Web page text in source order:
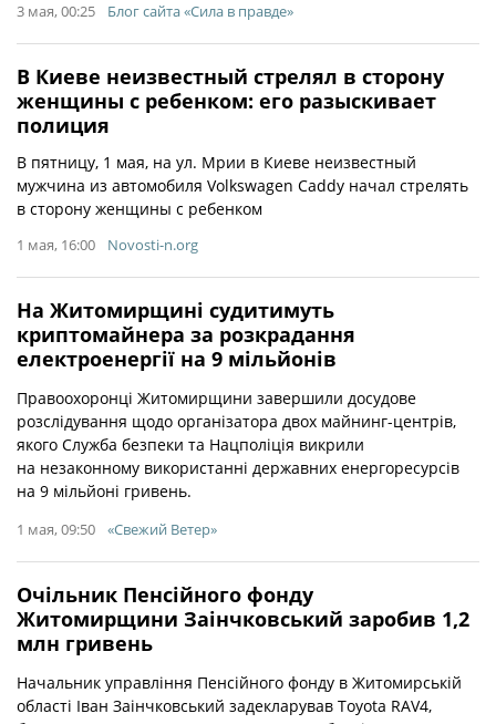
3 мая, 00:25 Блог сайта «Сила в правде»
В Киеве неизвестный стрелял в сторону
женщины с ребенком: его разыскивает
полиция
В пятницу, 1 мая, на ул. Мрии в Киеве неизвестный
мужчина из автомобиля Volkswagen Caddy начал стрелять
в сторону женщины с ребенком
1 мая, 16:00 Novosti-n.org
На Житомирщині судитимуть
криптомайнера за розкрадання
електроенергії на 9 мільйонів
Правоохоронці Житомирщини завершили досудове
розслідування щодо організатора двох майнинг-центрів,
якого Служба безпеки та Нацполіція викрили
на незаконному використанні державних енергоресурсів
на 9 мільйоні гривень.
1 мая, 09:50 «Свежий Ветер»
Очільник Пенсійного фонду
Житомирщини Заінчковський заробив 1,2
млн гривень
Начальник управління Пенсійного фонду в Житомирській
області Іван Заінчковський задекларував Toyota RAV4,